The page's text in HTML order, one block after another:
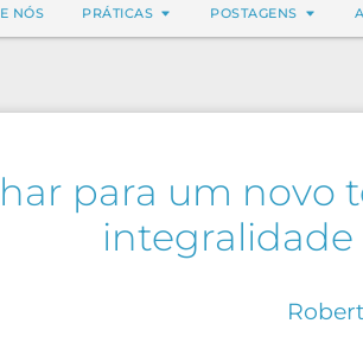
NÓS PRÁTICAS POSTAGENS
para um novo
integralidade